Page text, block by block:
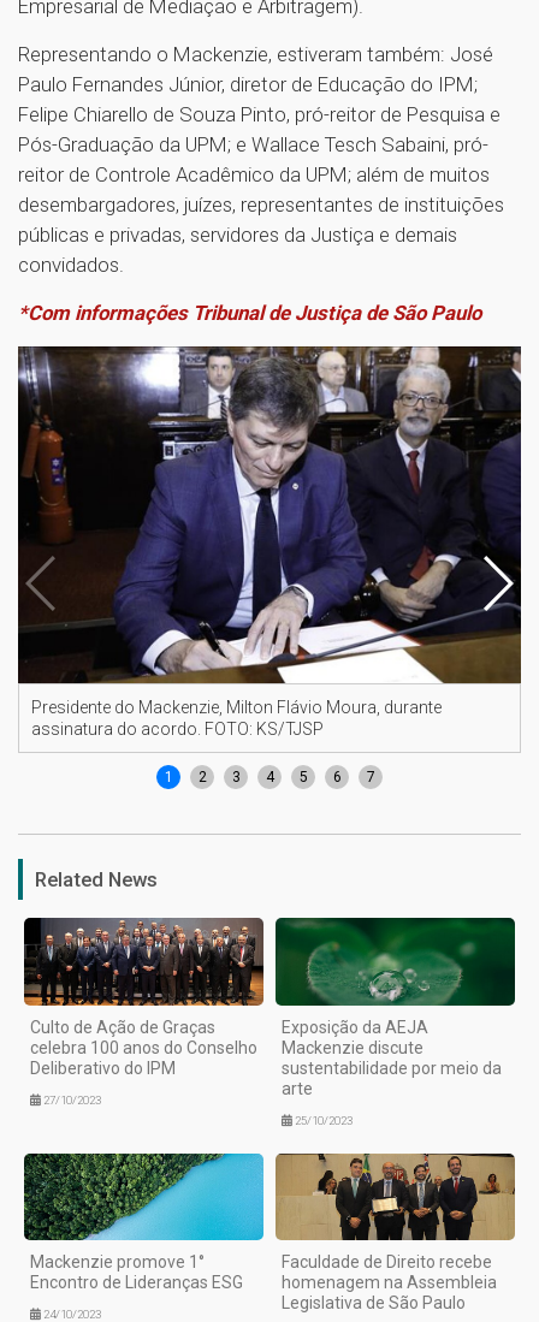
Empresarial de Mediação e Arbitragem).
Representando o Mackenzie, estiveram também: José
Paulo Fernandes Júnior, diretor de Educação do IPM;
Felipe Chiarello de Souza Pinto, pró-reitor de Pesquisa e
Pós-Graduação da UPM; e Wallace Tesch Sabaini, pró-
reitor de Controle Acadêmico da UPM; além de muitos
desembargadores, juízes, representantes de instituições
públicas e privadas, servidores da Justiça e demais
convidados.
*Com informações Tribunal de Justiça de São Paulo
Presidente do Mackenzie, Milton Flávio Moura, durante
assinatura do acordo. FOTO: KS/TJSP
1 2 3 4 5 6 7
Related News
Culto de Ação de Graças
celebra 100 anos do Conselho
Deliberativo do IPM
27/10/2023
Exposição da AEJA
Mackenzie discute
sustentabilidade por meio da
arte
25/10/2023
Mackenzie promove 1°
Encontro de Lideranças ESG
24/10/2023
Faculdade de Direito recebe
homenagem na Assembleia
Legislativa de São Paulo